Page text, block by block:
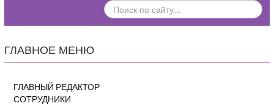
ПОИСК
ПО
ГЛАВНОЕ МЕНЮ
ГЛАВНЫЙ РЕДАКТОР
СОТРУДНИКИ